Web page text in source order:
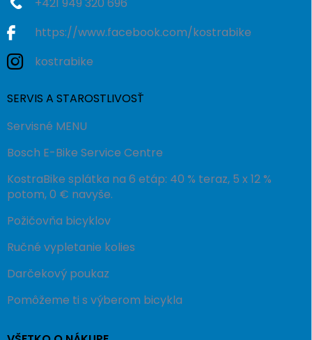
+421 949 320 696
https://www.facebook.com/kostrabike
kostrabike
SERVIS A STAROSTLIVOSŤ
Servisné MENU
Bosch E-Bike Service Centre
KostraBike splátka na 6 etáp: 40 % teraz, 5 x 12 %
potom, 0 € navyše.
Požičovňa bicyklov
Ručné vypletanie kolies
Darčekový poukaz
Pomôžeme ti s výberom bicykla